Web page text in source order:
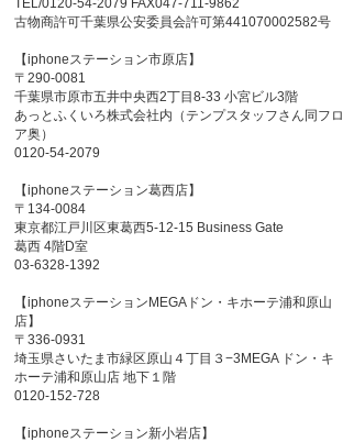
古物商許可千葉県公安委員会許可第441070002582号
【iphoneステーション市原店】
〒290-0081
千葉県市原市五井中央西2丁目8-33 小宮ビル3階
あっとふくいろ株式会社内（テンプスタッフさん同フロ
ア奥）
0120-54-2079
【iphoneステーション葛西店】
〒134-0084
東京都江戸川区東葛西5-12-15 Business Gate
葛西 4階D室
03-6328-1392
【iphoneステーションMEGAドン・キホーテ浦和原山
店】
〒336-0931
埼玉県さいたま市緑区原山４丁目３−3MEGA ドン・キ
ホーテ浦和原山店 地下１階
0120-152-728
【iphoneステーション新小岩店】